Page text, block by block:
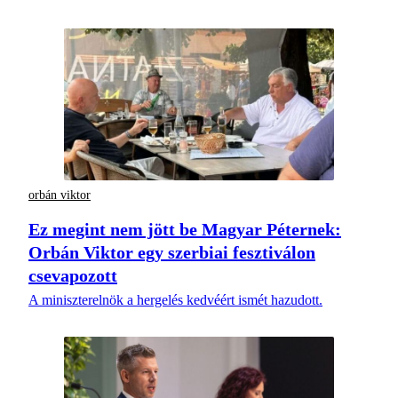
orbán viktor
Ez megint nem jött be Magyar Péternek:
Orbán Viktor egy szerbiai fesztiválon
csevapozott
A miniszterelnök a hergelés kedvéért ismét hazudott.